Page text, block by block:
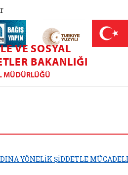
sekmede açılır)
On Yılı (yeni sekmede açılır)
Darülaceze bağış sayfası (yeni
VE SOSYAL
BAKANLIĞI
MÜDÜRLÜĞÜ
YÖNELİK ŞİDDETLE